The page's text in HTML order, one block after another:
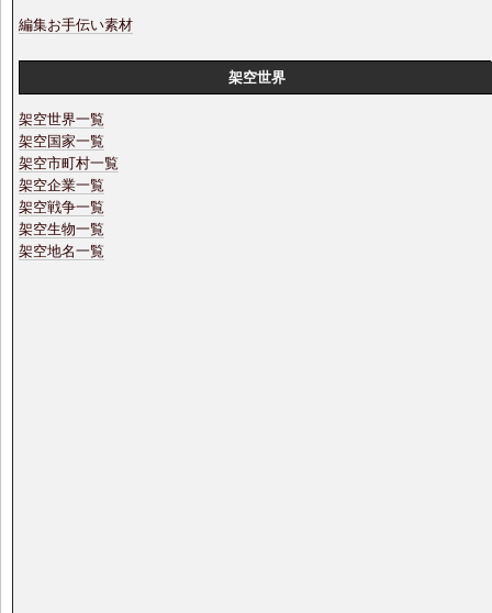
編集お手伝い素材
架空世界
架空世界一覧
架空国家一覧
架空市町村一覧
架空企業一覧
架空戦争一覧
架空生物一覧
架空地名一覧